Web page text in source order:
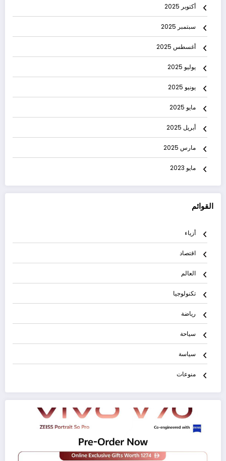
أكتوبر 2025
سبتمبر 2025
أغسطس 2025
يوليو 2025
يونيو 2025
مايو 2025
أبريل 2025
مارس 2025
مايو 2023
القوائم
أزياء
اقتصاد
العالم
تكنولوجيا
رياضة
سياحة
سياسة
منوعات